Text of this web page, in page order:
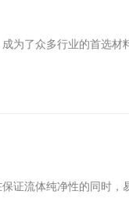
为了众多行业的首选材
证流体纯净性的同时